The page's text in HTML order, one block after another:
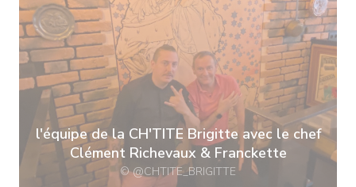
l'équipe de la CH'TITE Brigitte avec le chef
Clément Richevaux & Franckette
© @CHTITE_BRIGITTE